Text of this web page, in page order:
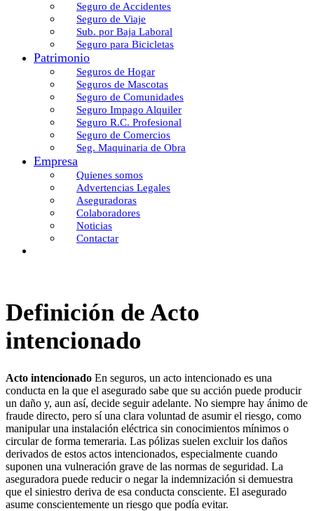
Seguro de Accidentes
Seguro de Viaje
Sub. por Baja Laboral
Seguro para Bicicletas
Patrimonio
Seguros de Hogar
Seguros de Mascotas
Seguro de Comunidades
Seguro Impago Alquiler
Seguro R.C. Profesional
Seguro de Comercios
Seg. Maquinaria de Obra
Empresa
Quienes somos
Advertencias Legales
Aseguradoras
Colaboradores
Noticias
Contactar
Definición de Acto
intencionado
Acto intencionado En seguros, un acto intencionado es una
conducta en la que el asegurado sabe que su acción puede producir
un daño y, aun así, decide seguir adelante. No siempre hay ánimo de
fraude directo, pero sí una clara voluntad de asumir el riesgo, como
manipular una instalación eléctrica sin conocimientos mínimos o
circular de forma temeraria. Las pólizas suelen excluir los daños
derivados de estos actos intencionados, especialmente cuando
suponen una vulneración grave de las normas de seguridad. La
aseguradora puede reducir o negar la indemnización si demuestra
que el siniestro deriva de esa conducta consciente. El asegurado
asume conscientemente un riesgo que podía evitar.